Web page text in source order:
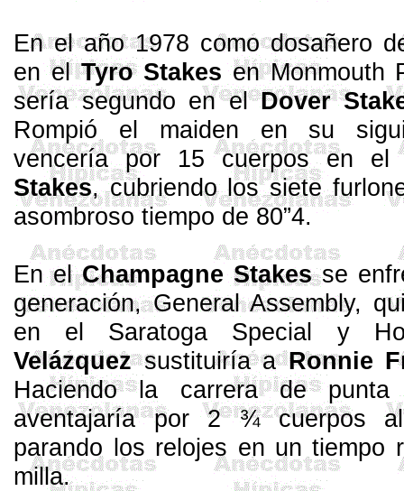
En el año 1978 comodosañero
en elTyro Stakes en Monmouth
sería segundo en elDover
Rompió el maiden en su
vencería por 15 cuerpos en
Stakes, cubriendo los siete
asombroso tiempo de 80”4.
En elChampagneStakesse
generación, GeneralAssembly,
en el Saratoga Special y
Velázquezsustituiría aRonnie
Haciendo la carrera de
aventajaría por 2 ¾ cuerpos
parando los relojes en un tiempo
milla.